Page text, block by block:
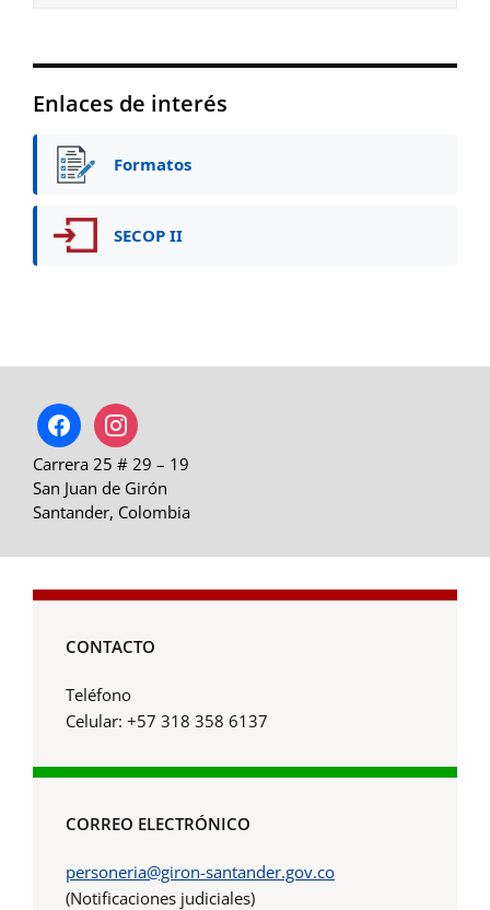
Enlaces de interés
Formatos
SECOP II
facebookinstagram
Carrera 25 # 29 – 19
San Juan de Girón
Santander, Colombia
CONTACTO
Teléfono
Celular: +57 318 358 6137
CORREO ELECTRÓNICO
personeria@giron-santander.gov.co
(Notificaciones judiciales)